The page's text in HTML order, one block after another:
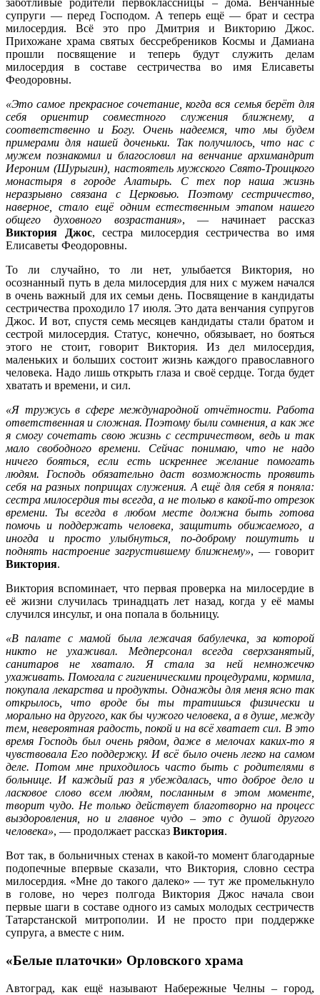
заботливые родители первоклассницы – дома. Венчанные
супруги — перед Господом. А теперь ещё — брат и сестра
милосердия. Всё это про Дмитрия и Викторию Джос.
Прихожане храма святых бессребреников Космы и Дамиана
прошли посвящение и теперь будут служить делам
милосердия в составе сестричества во имя Елисаветы
Феодоровны.
«Это самое прекрасное сочетание, когда вся семья берёт для
себя ориентир совместного служения ближнему, а
соответственно и Богу. Очень надеемся, что мы будем
примерами для нашей доченьки. Так получилось, что нас с
мужем познакомил и благословил на венчание архимандрит
Иероним (Шурыгин), настоятель мужского Свято-Троицкого
монастыря в городе Алатырь. С тех пор наша жизнь
неразрывно связана с Церковью. Поэтому сестричество,
наверное, стало ещё одним естественным этапом нашего
общего духовного возрастания», — начинает рассказ
Виктория Джос, сестра милосердия сестричества во имя
Елисаветы Феодоровны.
То ли случайно, то ли нет, улыбается Виктория, но
осознанный путь в дела милосердия для них с мужем начался
в очень важный для их семьи день. Посвящение в кандидаты
сестричества проходило 17 июля. Это дата венчания супругов
Джос. И вот, спустя семь месяцев кандидаты стали братом и
сестрой милосердия. Статус, конечно, обязывает, но бояться
этого не стоит, говорит Виктория. Из дел милосердия,
маленьких и больших состоит жизнь каждого православного
человека. Надо лишь открыть глаза и своё сердце. Тогда будет
хватать и времени, и сил.
«Я тружусь в сфере международной отчётности. Работа
ответственная и сложная. Поэтому были сомнения, а как же
я смогу сочетать свою жизнь с сестричеством, ведь и так
мало свободного времени. Сейчас понимаю, что не надо
ничего бояться, если есть искреннее желание помогать
людям. Господь обязательно даст возможность проявить
себя на разных поприщах служения. А ещё для себя я поняла:
сестра милосердия ты всегда, а не только в какой-то отрезок
времени. Ты всегда в любом месте должна быть готова
помочь и поддержать человека, защитить обижаемого, а
иногда и просто улыбнуться, по-доброму пошутить и
поднять настроение загрустившему ближнему», — говорит
Виктория.
Виктория вспоминает, что первая проверка на милосердие в
её жизни случилась тринадцать лет назад, когда у её мамы
случился инсульт, и она попала в больницу.
«В палате с мамой была лежачая бабулечка, за которой
никто не ухаживал. Медперсонал всегда сверхзанятый,
санитаров не хватало. Я стала за ней немножечко
ухаживать. Помогала с гигиеническими процедурами, кормила,
покупала лекарства и продукты. Однажды для меня ясно так
открылось, что вроде бы ты тратишься физически и
морально на другого, как бы чужого человека, а в душе, между
тем, невероятная радость, покой и на всё хватает сил. В это
время Господь был очень рядом, даже в мелочах каких-то я
чувствовала Его поддержку. И всё было очень легко на самом
деле. Потом мне приходилось часто быть с родителями в
больнице. И каждый раз я убеждалась, что доброе дело и
ласковое слово всем людям, посланным в этом моменте,
творит чудо. Не только действует благотворно на процесс
выздоровления, но и главное чудо – это с душой другого
человека», — продолжает рассказ Виктория.
Вот так, в больничных стенах в какой-то момент благодарные
подопечные впервые сказали, что Виктория, словно сестра
милосердия. «Мне до такого далеко» — тут же промелькнуло
в голове, но через полгода Виктория Джос начала свои
первые шаги в составе одного из самых молодых сестричеств
Татарстанской митрополии. И не просто при поддержке
супруга, а вместе с ним.
«Белые платочки» Орловского храма
Автоград, как ещё называют Набережные Челны – город,